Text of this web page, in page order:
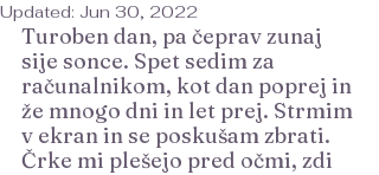
Updated: Jun 30, 2022
Turoben dan, pa čeprav zunaj
sije sonce. Spet sedim za
računalnikom, kot dan poprej in
že mnogo dni in let prej. Strmim
v ekran in se poskušam zbrati.
Črke mi plešejo pred očmi, zdi